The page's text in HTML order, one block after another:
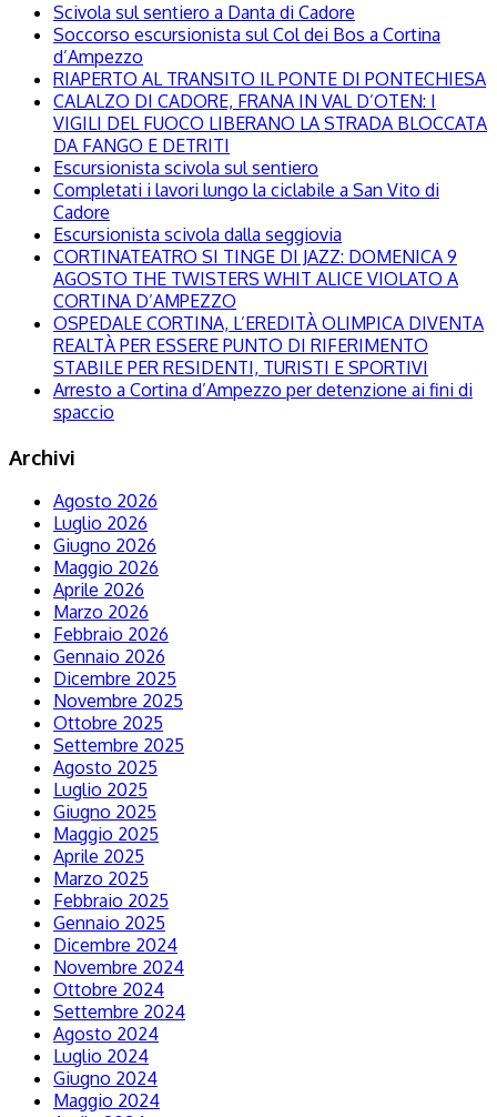
Scivola sul sentiero a Danta di Cadore
Soccorso escursionista sul Col dei Bos a Cortina
d’Ampezzo
RIAPERTO AL TRANSITO IL PONTE DI PONTECHIESA
CALALZO DI CADORE, FRANA IN VAL D’OTEN: I
VIGILI DEL FUOCO LIBERANO LA STRADA BLOCCATA
DA FANGO E DETRITI
Escursionista scivola sul sentiero
Completati i lavori lungo la ciclabile a San Vito di
Cadore
Escursionista scivola dalla seggiovia
CORTINATEATRO SI TINGE DI JAZZ: DOMENICA 9
AGOSTO THE TWISTERS WHIT ALICE VIOLATO A
CORTINA D’AMPEZZO
OSPEDALE CORTINA, L’EREDITÀ OLIMPICA DIVENTA
REALTÀ PER ESSERE PUNTO DI RIFERIMENTO
STABILE PER RESIDENTI, TURISTI E SPORTIVI
Arresto a Cortina d’Ampezzo per detenzione ai fini di
spaccio
Archivi
Agosto 2026
Luglio 2026
Giugno 2026
Maggio 2026
Aprile 2026
Marzo 2026
Febbraio 2026
Gennaio 2026
Dicembre 2025
Novembre 2025
Ottobre 2025
Settembre 2025
Agosto 2025
Luglio 2025
Giugno 2025
Maggio 2025
Aprile 2025
Marzo 2025
Febbraio 2025
Gennaio 2025
Dicembre 2024
Novembre 2024
Ottobre 2024
Settembre 2024
Agosto 2024
Luglio 2024
Giugno 2024
Maggio 2024